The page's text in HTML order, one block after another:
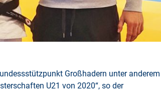
Großhadern unter anderem
U21 von 2020“, so der